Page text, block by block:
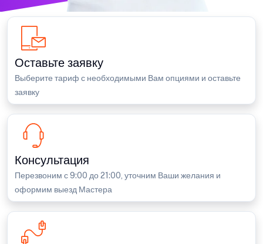
Оставьте заявку
Выберите тариф с необходимыми Вам опциями и оставьте
заявку
Консультация
Перезвоним с 9:00 до 21:00, уточним Ваши желания и
оформим выезд Мастера